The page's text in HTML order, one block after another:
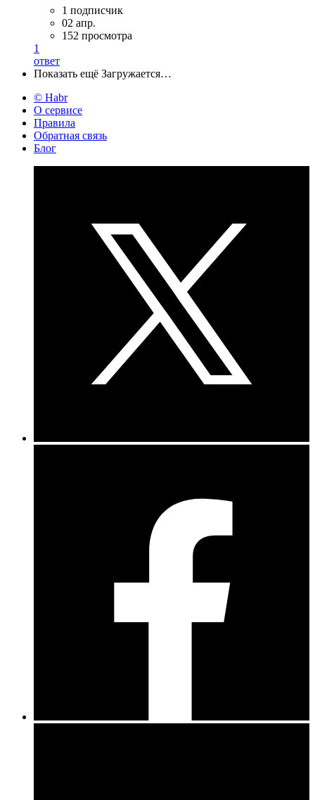
1 подписчик
02 апр.
152 просмотра
1
ответ
Показать ещё Загружается…
© Habr
О сервисе
Правила
Обратная связь
Блог